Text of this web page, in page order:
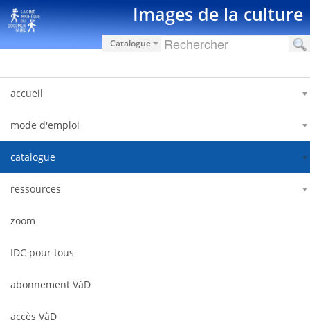
Zum Inhalt wechseln Images de la culture
Catalogue
accueil
mode d'emploi
catalogue
ressources
zoom
IDC pour tous
abonnement VàD
accès VàD